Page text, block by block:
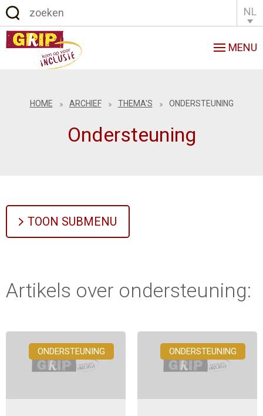
NL
MENU
HOME ARCHIEF THEMA'S ONDERSTEUNING
Ondersteuning
TOON SUBMENU
Artikels over ondersteuning:
ONDERSTEUNING ONDERSTEUNING